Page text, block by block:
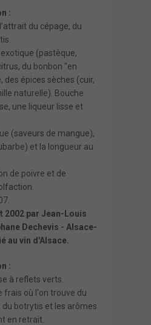
:
du cépage, du
(pastèque,
du bonbon "en
des épices sèches (cuir,
naturelle). Bouche
une liqueur lisse et
(saveurs de mangue),
et la longueur au
de poivre et de
2002 par Jean-Louis
Dechevis - Alsace-
au vin d'Alsace.
:
à reflets verts.
frais où l'on trouve du
botrytis et les arômes
en retrait.